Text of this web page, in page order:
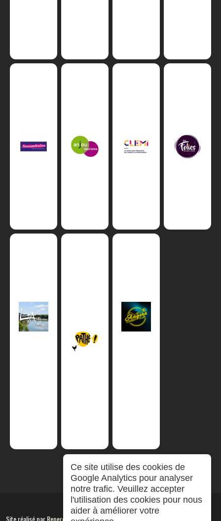
Site réalisé parRepereCom
Ce site utilise des cookies de
Google Analytics pour analyser
notre trafic. Veuillez accepter
l'utilisation des cookies pour nous
aider à améliorer votre